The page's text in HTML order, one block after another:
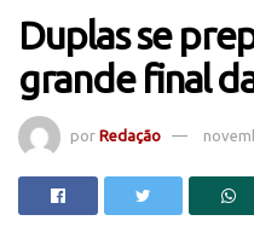
Duplas se
grande final
por Redação